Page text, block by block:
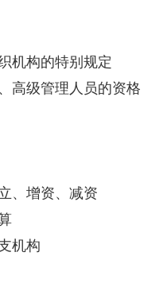
构的特别规定
级管理人员的资格
增资、减资
机构